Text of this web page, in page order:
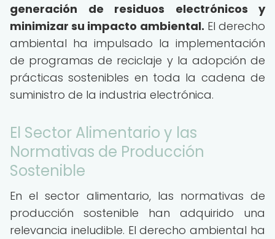
generación de residuos electrónicos y
minimizar su impacto ambiental. El derecho
ambiental ha impulsado la implementación
de programas de reciclaje y la adopción de
prácticas sostenibles en toda la cadena de
suministro de la industria electrónica.
El Sector Alimentario y las
Normativas de Producción
Sostenible
En el sector alimentario, las normativas de
producción sostenible han adquirido una
relevancia ineludible. El derecho ambiental ha